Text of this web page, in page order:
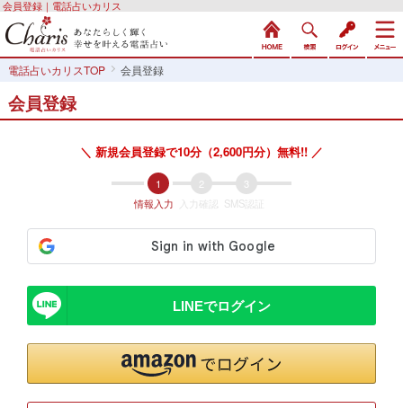
会員登録｜電話占いカリス
電話占いカリスTOP 会員登録
会員登録
＼ 新規会員登録で10分（2,600円分）無料!! ／
情報入力 入力確認 SMS認証
LINEでログイン